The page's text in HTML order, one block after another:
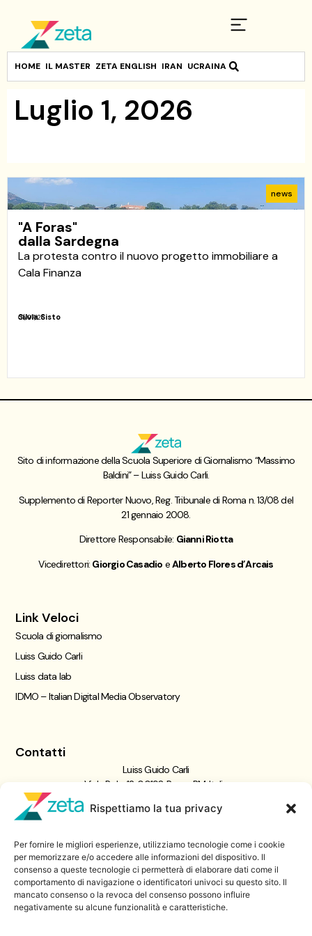
Rispettiamo la tua privacy
Per fornire le migliori esperienze, utilizziamo tecnologie come i cookie
per memorizzare e/o accedere alle informazioni del dispositivo. Il
consenso a queste tecnologie ci permetterà di elaborare dati come il
comportamento di navigazione o identificatori univoci su questo sito. Il
mancato consenso o la revoca del consenso possono influire
negativamente su alcune funzionalità e caratteristiche.
HOME IL MASTER ZETA ENGLISH IRAN UCRAINA
Luglio 1, 2026
news
"A Foras"
dalla Sardegna
La protesta contro il nuovo progetto immobiliare a
Cala Finanza
01/07/26
Silvia Sisto
Sito di informazione della Scuola Superiore di Giornalismo “Massimo
Baldini” – Luiss Guido Carli.
Supplemento di Reporter Nuovo, Reg. Tribunale di Roma n. 13/08 del
21 gennaio 2008.
Direttore Responsabile: Gianni Riotta
Vicedirettori: Giorgio Casadio eAlberto Flores d’Arcais
Link Veloci
Scuola di giornalismo
Luiss Guido Carli
Luiss data lab
IDMO – Italian Digital Media Observatory
Contatti
Luiss Guido Carli
Viale Pola, 12, 00198 Roma RM, Italia
06 8522 5358
Iscriviti a
Zeta Data Lab
Iscriviti alla nostra newsletter